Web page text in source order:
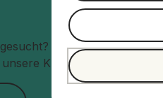
Keine Sorge, du
Kräfte unter dem